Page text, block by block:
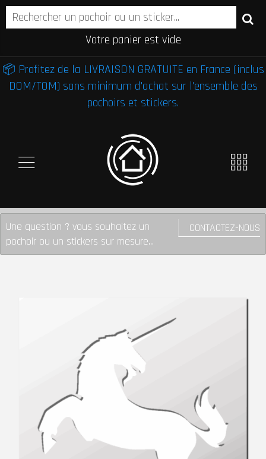
Votre panier est vide
📦 Profitez de la LIVRAISON GRATUITE en France (inclus
DOM/TOM) sans minimum d'achat sur l'ensemble des
pochoirs et stickers.
CONTACTEZ-NOUS
Une question ? vous souhaitez un
pochoir ou un stickers sur mesure...